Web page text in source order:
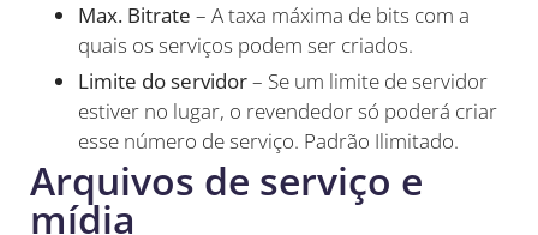
Max. Bitrate – A taxa máxima de bits com a
quais os serviços podem ser criados.
Limite do servidor– Se um limite de servidor
estiver no lugar, o revendedor só poderá criar
esse número de serviço. Padrão Ilimitado.
Arquivos de serviço e
mídia